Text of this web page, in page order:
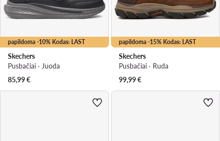
papildoma -10% Kodas: LAST
Skechers
Pusbačiai · Juoda
85,99€
papildoma -15% Kodas: LAST
Skechers
Pusbačiai · Ruda
99,99€